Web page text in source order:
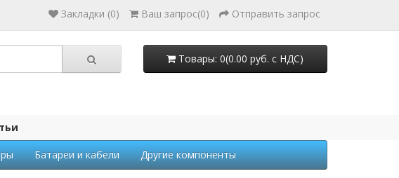
Закладки (0) Ваш запрос(0) Отправить запрос
Товары: 0(0.00 руб. с НДС)
Батареи и кабели Другие компоненты